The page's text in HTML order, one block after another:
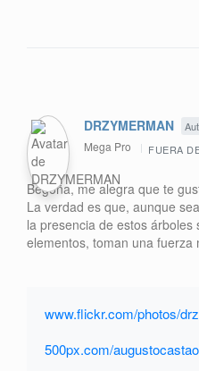
DRZYMERMAN
Mega Pro FUERA
Begoña, me alegra que te
La verdad es que, aunque
la presencia de estos
elementos, toman una fuerza
www.flickr.com/photos/
500px.com/